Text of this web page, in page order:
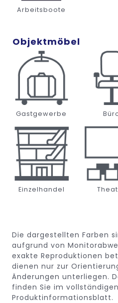
Arbeitsboote
Objektmöbel
Gastgewerbe
Einzelhandel
Die dargestellten Farben
aufgrund von
exakte Reproduktionen
dienen nur zur
Änderungen unterliegen.
finden Sie im vollständigen
Produktinformationsblatt.